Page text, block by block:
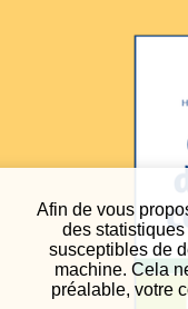
Afin de vous
des
susceptibles de
machine. Cela
préalable, votre